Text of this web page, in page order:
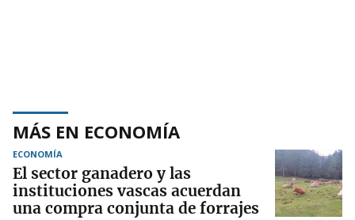
MÁS EN ECONOMÍA
ECONOMÍA
El sector ganadero y las
instituciones vascas acuerdan
una compra conjunta de forrajes